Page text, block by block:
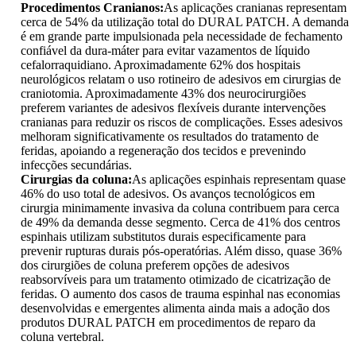
Procedimentos Cranianos:As aplicações cranianas representam
cerca de 54% da utilização total do DURAL PATCH. A demanda
é em grande parte impulsionada pela necessidade de fechamento
confiável da dura-máter para evitar vazamentos de líquido
cefalorraquidiano. Aproximadamente 62% dos hospitais
neurológicos relatam o uso rotineiro de adesivos em cirurgias de
craniotomia. Aproximadamente 43% dos neurocirurgiões
preferem variantes de adesivos flexíveis durante intervenções
cranianas para reduzir os riscos de complicações. Esses adesivos
melhoram significativamente os resultados do tratamento de
feridas, apoiando a regeneração dos tecidos e prevenindo
infecções secundárias.
Cirurgias da coluna:As aplicações espinhais representam quase
46% do uso total de adesivos. Os avanços tecnológicos em
cirurgia minimamente invasiva da coluna contribuem para cerca
de 49% da demanda desse segmento. Cerca de 41% dos centros
espinhais utilizam substitutos durais especificamente para
prevenir rupturas durais pós-operatórias. Além disso, quase 36%
dos cirurgiões de coluna preferem opções de adesivos
reabsorvíveis para um tratamento otimizado de cicatrização de
feridas. O aumento dos casos de trauma espinhal nas economias
desenvolvidas e emergentes alimenta ainda mais a adoção dos
produtos DURAL PATCH em procedimentos de reparo da
coluna vertebral.